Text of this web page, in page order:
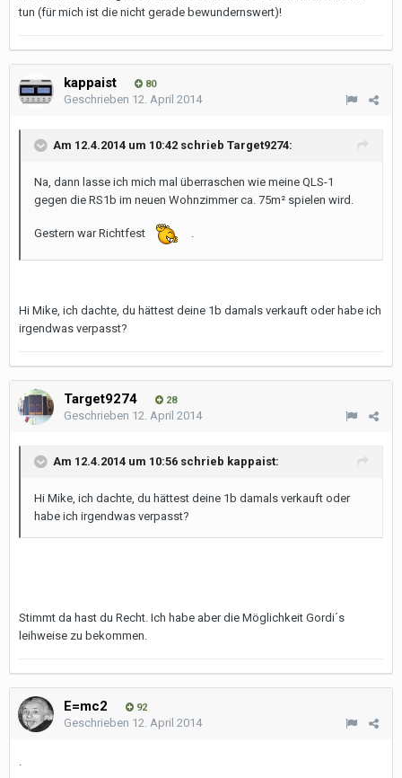
tun (für mich ist die nicht gerade bewundernswert)!
kappaist 80
Geschrieben 12. April 2014
Am 12.4.2014 um 10:42 schrieb Target9274:
Na, dann lasse ich mich mal überraschen wie meine QLS-1
gegen die RS1b im neuen Wohnzimmer ca. 75m² spielen wird.
Gestern war Richtfest .
Hi Mike, ich dachte, du hättest deine 1b damals verkauft oder habe ich
irgendwas verpasst?
Target9274 28
Geschrieben 12. April 2014
Am 12.4.2014 um 10:56 schrieb kappaist:
Hi Mike, ich dachte, du hättest deine 1b damals verkauft oder
habe ich irgendwas verpasst?
Stimmt da hast du Recht. Ich habe aber die Möglichkeit Gordi´s
leihweise zu bekommen.
E=mc2 92
Geschrieben 12. April 2014
.